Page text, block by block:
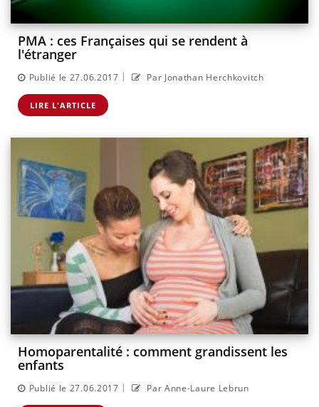
PMA : ces Françaises qui se rendent à
l'étranger
Publié le 27.06.2017 | Par Jonathan Herchkovitch
LIRE L'ARTICLE
Homoparentalité : comment grandissent les
enfants
Publié le 27.06.2017 | Par Anne-Laure Lebrun